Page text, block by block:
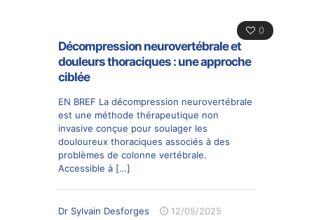
0
Décompression neurovertébrale et
douleurs thoraciques : une approche
ciblée
EN BREF La décompression neurovertébrale
est une méthode thérapeutique non
invasive conçue pour soulager les
douloureux thoraciques associés à des
problèmes de colonne vertébrale.
Accessible à […]
Dr Sylvain Desforges 12/05/2025